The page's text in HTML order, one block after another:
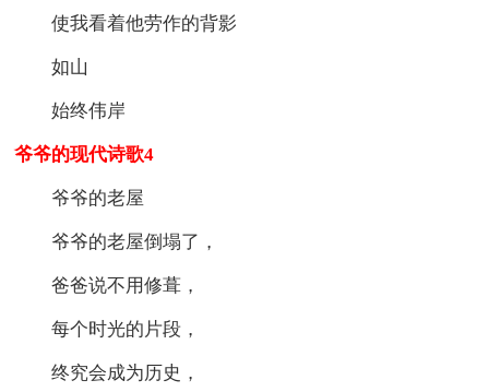
使我看着他劳作的背影
如山
始终伟岸
爷爷的现代诗歌4
爷爷的老屋
爷爷的老屋倒塌了，
爸爸说不用修葺，
每个时光的片段，
终究会成为历史，